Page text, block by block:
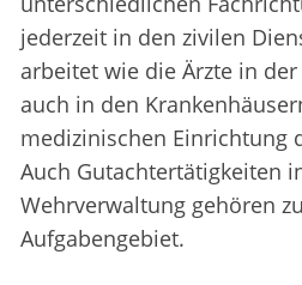
jederzeit in den zivilen
arbeitet wie die Ärzte in
auch in den
medizinischen Einrichtung
Auch Gutachtertätigkeiten
Wehrverwaltung gehören
Aufgabengebiet.